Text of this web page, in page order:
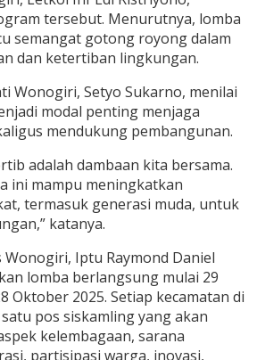
tersebut. Menurutnya, lomba
semangat gotong royong dalam
dan ketertiban lingkungan.
Wonogiri, Setyo Sukarno, menilai
modal penting menjaga
mendukung pembangunan.
adalah dambaan kita bersama.
ini mampu meningkatkan
termasuk generasi muda, untuk
katanya.
Wonogiri, Iptu Raymond Daniel
lomba berlangsung mulai 29
Oktober 2025. Setiap kecamatan di
pos siskamling yang akan
kelembagaan, sarana
partisipasi warga, inovasi,